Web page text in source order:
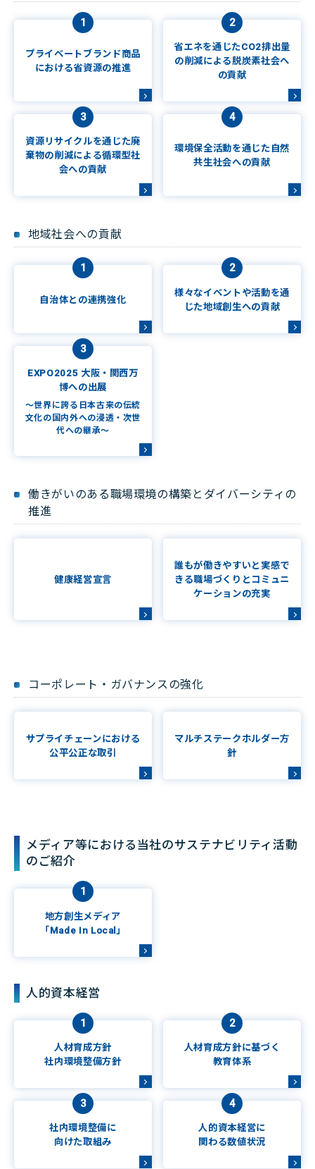
1
プライベートブランド商品
における省資源の推進
2
省エネを通じたCO2排出量
の削減による脱炭素社会へ
の貢献
3
資源リサイクルを通じた廃
棄物の削減による循環型社
会への貢献
4
環境保全活動を通じた自然
共生社会への貢献
地域社会への貢献
1
自治体との連携強化
2
様々なイベントや活動を通
じた地域創生への貢献
3
EXPO2025 大阪・関西万
博への出展
～世界に誇る日本古来の伝統
文化の国内外への浸透・次世
代への継承～
働きがいのある職場環境の構築とダイバーシティの
推進
健康経営宣言
誰もが働きやすいと実感で
きる職場づくりとコミュニ
ケーションの充実
コーポレート・ガバナンスの強化
サプライチェーンにおける
公平公正な取引
マルチステークホルダー方
針
メディア等における当社のサステナビリティ活動
のご紹介
1
地方創生メディア
「Made In Local」
人的資本経営
1
人材育成方針
社内環境整備方針
2
人材育成方針に基づく
教育体系
3
社内環境整備に
向けた取組み
4
人的資本経営に
関わる数値状況